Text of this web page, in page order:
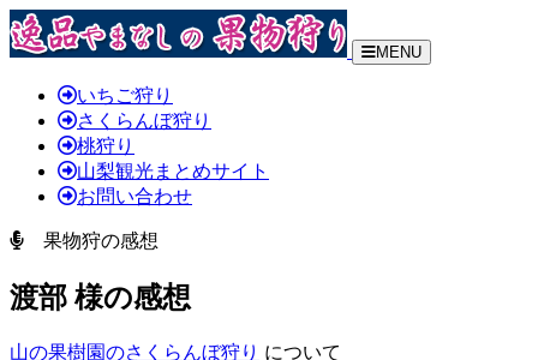
MENU
いちご狩り
さくらんぼ狩り
桃狩り
山梨観光まとめサイト
お問い合わせ
果物狩の感想
渡部 様の感想
山の果樹園のさくらんぼ狩り について